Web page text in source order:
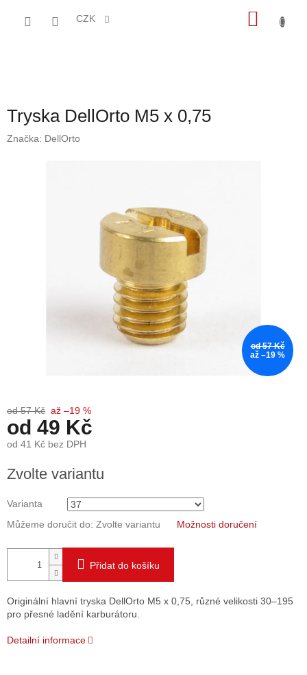
CZK
Tryska DellOrto M5 x 0,75
Značka: DellOrto
od 57 Kč
až –19 %
od 57 Kč až –19 %
od 49 Kč
od 41 Kč bez DPH
cena:
Zvolte variantu
Varianta
Můžeme doručit do: Zvolte variantu Možnosti doručení
Přidat do košíku
Originální hlavní tryska DellOrto M5 x 0,75, různé velikosti 30–195
pro přesné ladění karburátoru.
Detailní informace